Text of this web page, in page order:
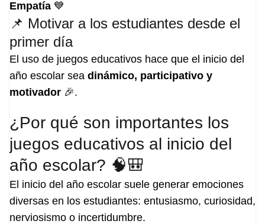
Empatía 💙
📌 Motivar a los estudiantes desde el
primer día
El uso de juegos educativos hace que el inicio del
año escolar sea dinámico, participativo y
motivador 🎉.
¿Por qué son importantes los
juegos educativos al inicio del
año escolar? 🧠🎒
El inicio del año escolar suele generar emociones
diversas en los estudiantes: entusiasmo, curiosidad,
nerviosismo o incertidumbre.